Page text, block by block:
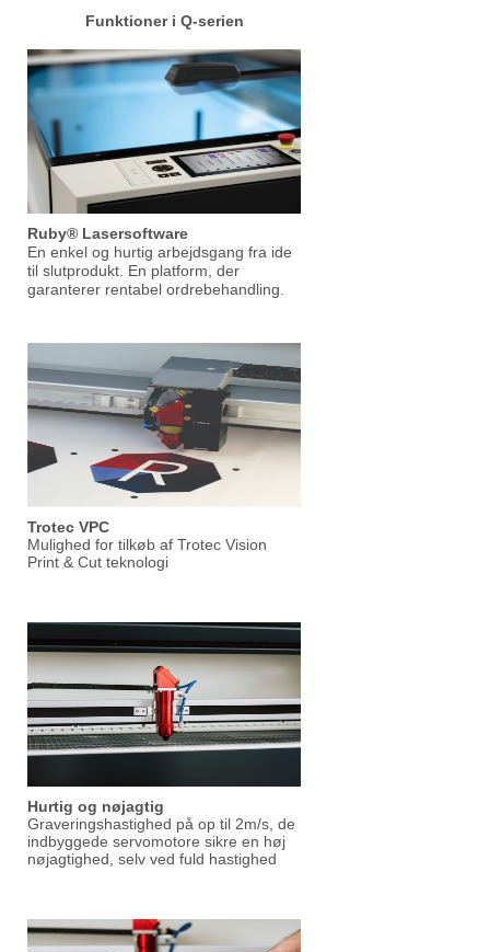
Funktioner i Q-serien
Ruby® Lasersoftware
En enkel og hurtig arbejdsgang fra ide
til slutprodukt. En platform, der
garanterer rentabel ordrebehandling.
Trotec VPC
Mulighed for tilkøb af Trotec Vision
Print & Cut teknologi
Hurtig og nøjagtig
Graveringshastighed på op til 2m/s, de
indbyggede servomotore sikre en høj
nøjagtighed, selv ved fuld hastighed